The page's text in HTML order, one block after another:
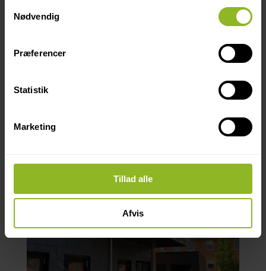
Nødvendig
Præferencer
Statistik
Marketing
Tillad alle
Afvis